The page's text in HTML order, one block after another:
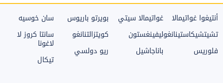
أنتيغوا غواتيمالا
تشيتشيكاستينانغو
فلوريس
غواتيمالا سيتي
ليفينغستون
باناجاشيل
بويرتو باريوس
كويتزالتنانغو
ريو دولسي
سان خوسيه
سانتا كروز لا
لاغونا
تيكال